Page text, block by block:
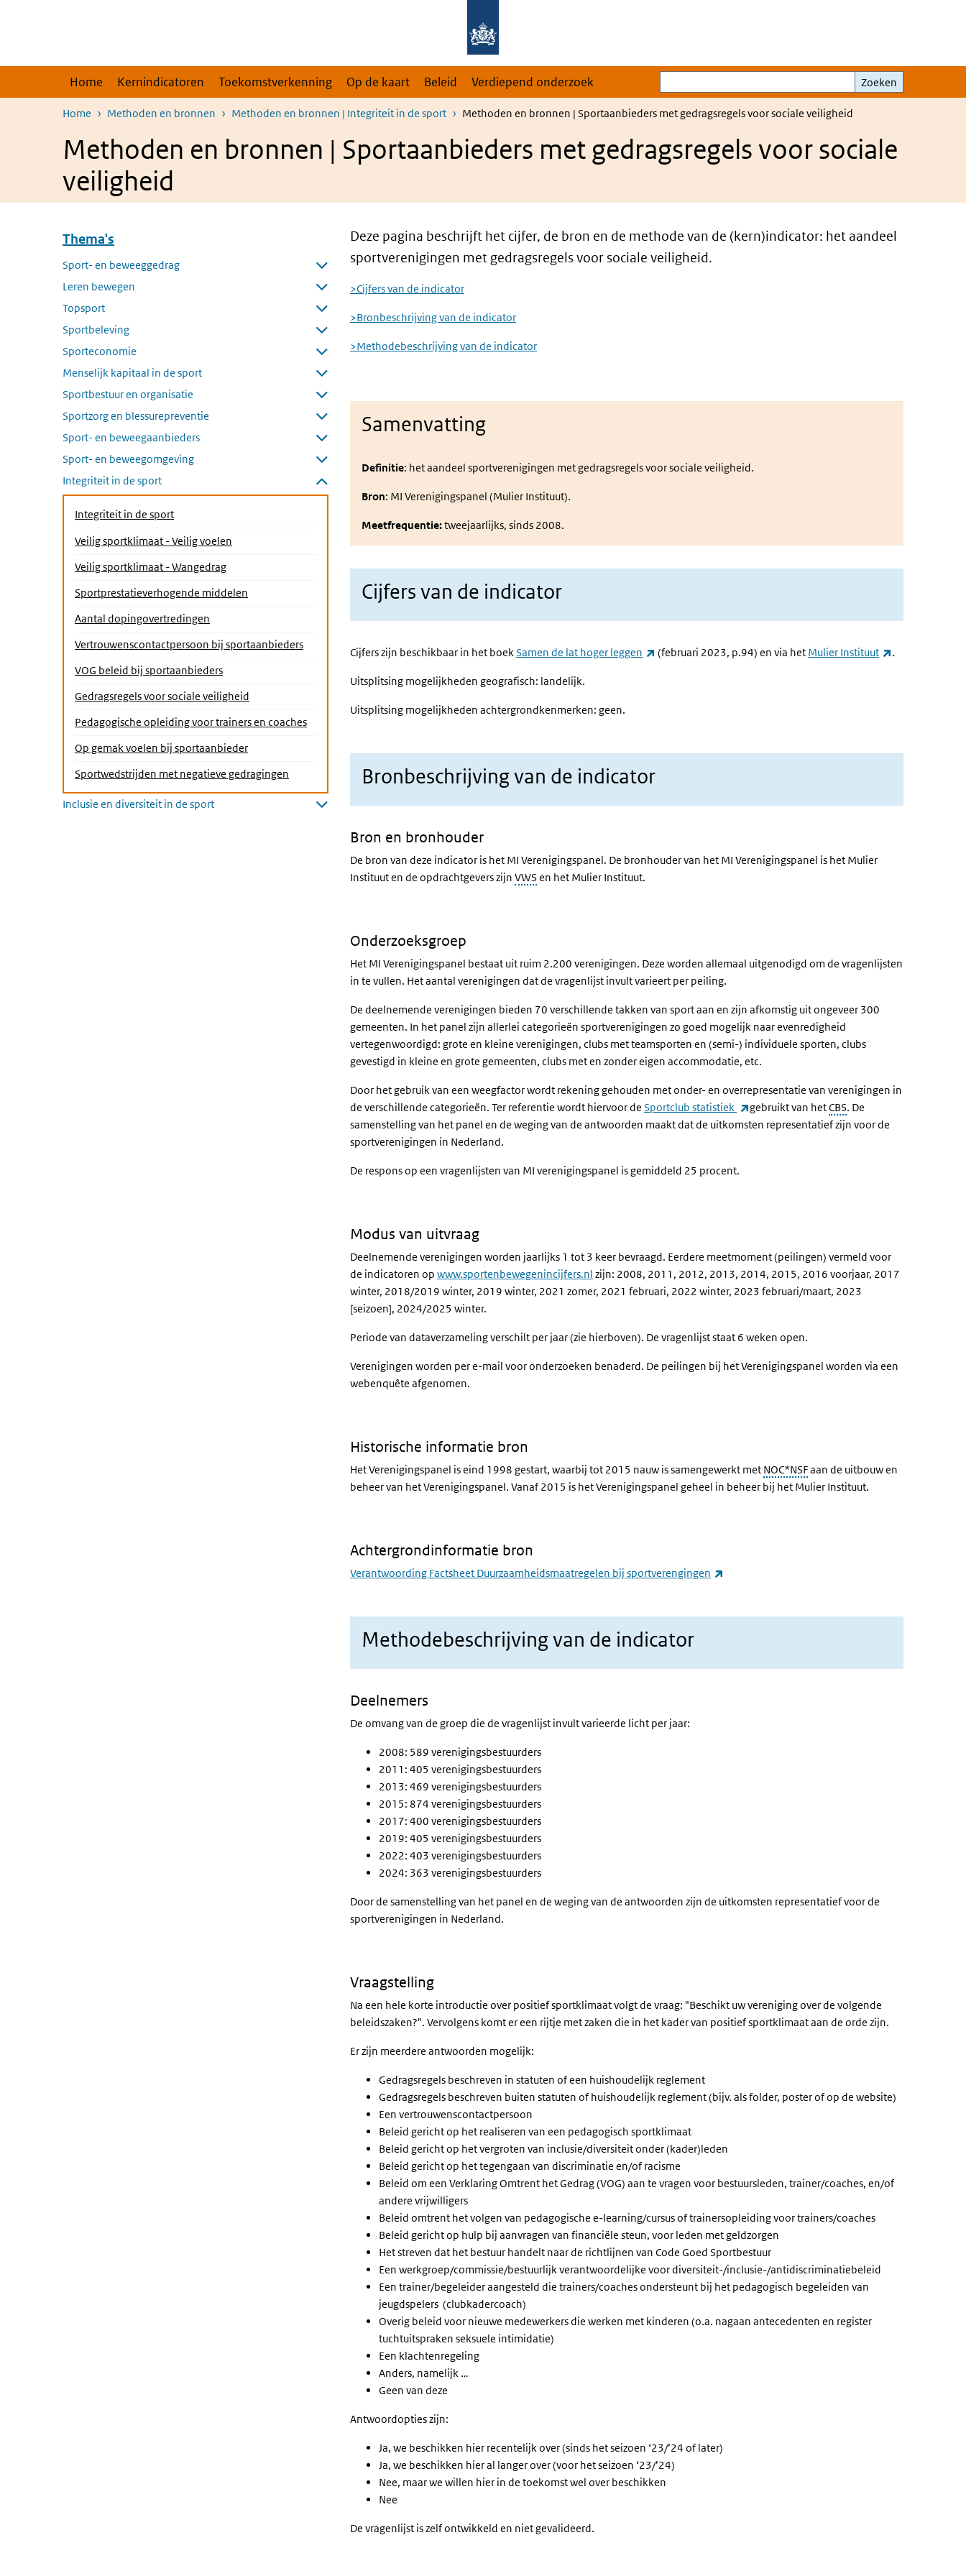
Home Kernindicatoren Toekomstverkenning Op de kaart Beleid Verdiepend onderzoek
Zoeken
Zoeken
Home Methoden en bronnen Methoden en bronnen | Integriteit in de sport Methoden en bronnen | Sportaanbieders met gedragsregels voor sociale veiligheid
Methoden en bronnen | Sportaanbieders met gedragsregels voor sociale
veiligheid
Overslaan menu Thema's
Thema's
Sport- en beweeggedrag
Submenu openen
Leren bewegen
Topsport
Submenu openen
Sportbeleving
Submenu openen
Sporteconomie
Submenu openen
Menselijk kapitaal in de sport
Submenu openen
Sportbestuur en organisatie
Submenu openen
Sportzorg en blessurepreventie
Submenu openen
Sport- en beweegaanbieders
Submenu openen
Sport- en beweegomgeving
Submenu openen
Integriteit in de sport
Submenu sluiten
Integriteit in de sport
Veilig sportklimaat - Veilig voelen
Veilig sportklimaat - Wangedrag
Sportprestatieverhogende middelen
Aantal dopingovertredingen
Vertrouwenscontactpersoon bij sportaanbieders
VOG beleid bij sportaanbieders
Gedragsregels voor sociale veiligheid
Pedagogische opleiding voor trainers en coaches
Op gemak voelen bij sportaanbieder
Sportwedstrijden met negatieve gedragingen
Inclusie en diversiteit in de sport
Deze pagina beschrijft het cijfer, de bron en de methode van de (kern)indicator: het aandeel
sportverenigingen met gedragsregels voor sociale veiligheid.
>Cijfers van de indicator
>Bronbeschrijving van de indicator
>Methodebeschrijving van de indicator
Samenvatting
Definitie: het aandeel sportverenigingen met gedragsregels voor sociale veiligheid.
Bron: MI Verenigingspanel (Mulier Instituut).
Meetfrequentie:tweejaarlijks, sinds 2008.
Cijfers van de indicator
Cijfers zijn beschikbaar in het boekSamen de lat hoger leggen (externe link)
(februari 2023, p.94) en via het Mulier Instituut (externe link)
.
Uitsplitsing mogelijkheden geografisch: landelijk.
Uitsplitsing mogelijkheden achtergrondkenmerken: geen.
Bronbeschrijving van de indicator
Bron en bronhouder
De bron van deze indicator is het MI Verenigingspanel. De bronhouder van het MI Verenigingspanel is het Mulier
Instituut en de opdrachtgevers zijn VWS en het Mulier Instituut.
Onderzoeksgroep
Het MI Verenigingspanel bestaat uit ruim 2.200 verenigingen. Deze worden allemaal uitgenodigd om de vragenlijsten
in te vullen. Het aantal verenigingen dat de vragenlijst invult varieert per peiling.
De deelnemende verenigingen bieden 70 verschillende takken van sport aan en zijn afkomstig uit ongeveer 300
gemeenten. In het panel zijn allerlei categorieën sportverenigingen zo goed mogelijk naar evenredigheid
vertegenwoordigd: grote en kleine verenigingen, clubs met teamsporten en (semi-) individuele sporten, clubs
gevestigd in kleine en grote gemeenten, clubs met en zonder eigen accommodatie, etc.
Door het gebruik van een weegfactor wordt rekening gehouden met onder- en overrepresentatie van verenigingen in
de verschillende categorieën. Ter referentie wordt hiervoor de Sportclub statistiek (externe link)
gebruikt van hetCBS. De
samenstelling van het panel en de weging van de antwoorden maakt dat de uitkomsten representatief zijn voor de
sportverenigingen in Nederland.
De respons op een vragenlijsten van MI verenigingspanel is gemiddeld 25 procent.
Modus van uitvraag
Deelnemende verenigingen worden jaarlijks 1 tot 3 keer bevraagd. Eerdere meetmoment (peilingen) vermeld voor
de indicatoren op www.sportenbewegenincijfers.nl zijn: 2008, 2011, 2012, 2013, 2014, 2015, 2016 voorjaar, 2017
winter, 2018/2019 winter, 2019 winter, 2021 zomer, 2021 februari, 2022 winter, 2023 februari/maart, 2023
[seizoen], 2024/2025 winter.
Periode van dataverzameling verschilt per jaar (zie hierboven). De vragenlijst staat 6 weken open.
Verenigingen worden per e-mail voor onderzoeken benaderd. De peilingen bij het Verenigingspanel worden via een
webenquête afgenomen.
Historische informatie bron
Het Verenigingspanel is eind 1998 gestart, waarbij tot 2015 nauw is samengewerkt met NOC*NSFaan de uitbouw en
beheer van het Verenigingspanel. Vanaf 2015 is het Verenigingspanel geheel in beheer bij het Mulier Instituut.
Achtergrondinformatie bron
Verantwoording Factsheet Duurzaamheidsmaatregelen bij sportverengingen
Methodebeschrijving van de indicator
Deelnemers
De omvang van de groep die de vragenlijst invult varieerde licht per jaar:
2008: 589 verenigingsbestuurders
2011: 405 verenigingsbestuurders
2013: 469 verenigingsbestuurders
2015: 874 verenigingsbestuurders
2017: 400 verenigingsbestuurders
2019: 405 verenigingsbestuurders
2022: 403 verenigingsbestuurders
2024: 363 verenigingsbestuurders
Door de samenstelling van het panel en de weging van de antwoorden zijn de uitkomsten representatief voor de
sportverenigingen in Nederland.
Vraagstelling
Na een hele korte introductie over positief sportklimaat volgt de vraag: "Beschikt uw vereniging over de volgende
beleidszaken?". Vervolgens komt er een rijtje met zaken die in het kader van positief sportklimaat aan de orde zijn.
Er zijn meerdere antwoorden mogelijk:
Gedragsregels beschreven in statuten of een huishoudelijk reglement
Gedragsregels beschreven buiten statuten of huishoudelijk reglement (bijv. als folder, poster of op de website)
Een vertrouwenscontactpersoon
Beleid gericht op het realiseren van een pedagogisch sportklimaat
Beleid gericht op het vergroten van inclusie/diversiteit onder (kader)leden
Beleid gericht op het tegengaan van discriminatie en/of racisme
Beleid om een Verklaring Omtrent het Gedrag (VOG) aan te vragen voor bestuursleden, trainer/coaches, en/of
andere vrijwilligers
Beleid omtrent het volgen van pedagogische e-learning/cursus of trainersopleiding voor trainers/coaches
Beleid gericht op hulp bij aanvragen van financiële steun, voor leden met geldzorgen
Het streven dat het bestuur handelt naar de richtlijnen van Code Goed Sportbestuur
Een werkgroep/commissie/bestuurlijk verantwoordelijke voor diversiteit-/inclusie-/antidiscriminatiebeleid
Een trainer/begeleider aangesteld die trainers/coaches ondersteunt bij het pedagogisch begeleiden van
jeugdspelers (clubkadercoach)
Overig beleid voor nieuwe medewerkers die werken met kinderen (o.a. nagaan antecedenten en register
tuchtuitspraken seksuele intimidatie)
Een klachtenregeling
Anders, namelijk …
Geen van deze
Antwoordopties zijn:
Ja, we beschikken hier recentelijk over (sinds het seizoen ‘23/’24 of later)
Ja, we beschikken hier al langer over (voor het seizoen ‘23/’24)
Nee, maar we willen hier in de toekomst wel over beschikken
Nee
De vragenlijst is zelf ontwikkeld en niet gevalideerd.